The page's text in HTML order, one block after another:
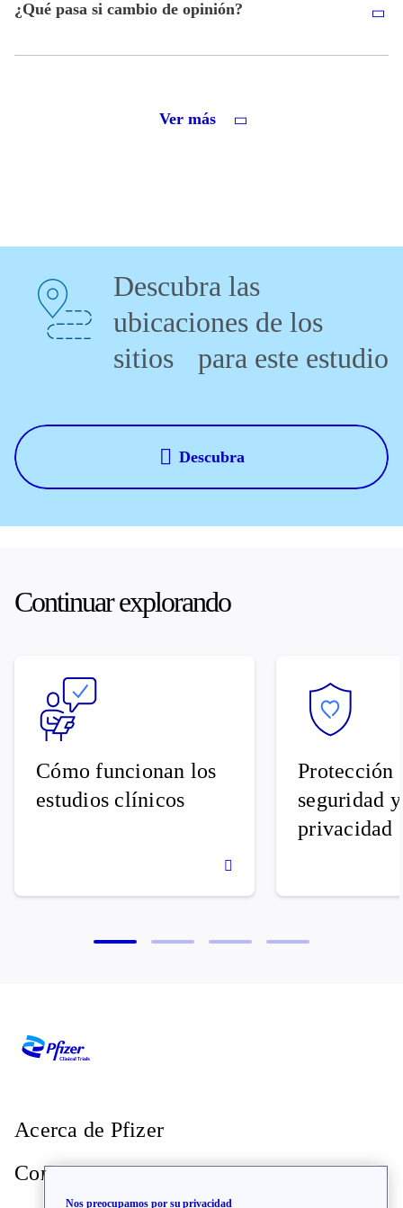
¿Qué pasa si cambio de opinión?
Ver más
Descubra las
ubicaciones de los
sitios para este estudio
Descubra
Continuar explorando
Cómo funcionan los
estudios clínicos
Protección
seguridad y
privacidad
Acerca de Pfizer
Contacto
Nos preocupamos por su privacidad